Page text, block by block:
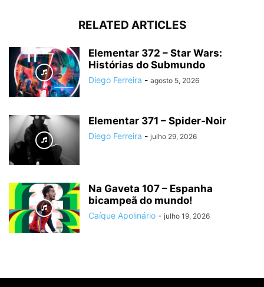
RELATED ARTICLES
Elementar 372 – Star Wars:
Histórias do Submundo
Diego Ferreira - agosto 5, 2026
Elementar 371 – Spider-Noir
Diego Ferreira - julho 29, 2026
Na Gaveta 107 – Espanha
bicampeã do mundo!
Caíque Apolinário - julho 19, 2026